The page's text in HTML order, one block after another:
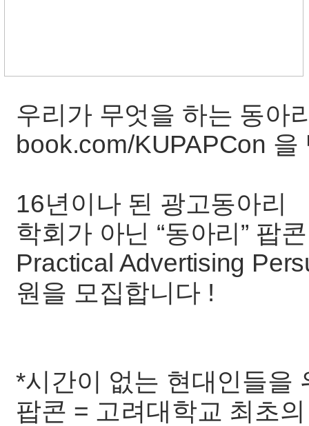
우리가 무엇을 하는 동아
book.com/KUPAPCon
16년이나 된 광고동아리
학회가 아닌 “동아리” 팝
Practical Advertising
원을 모집합니다 !
*시간이 없는 현대인들을
팝콘 = 고려대학교 최초